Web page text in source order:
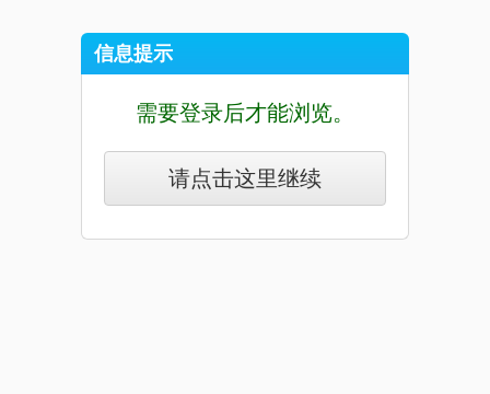
信息提示
需要登录后才能浏览。
请点击这里继续